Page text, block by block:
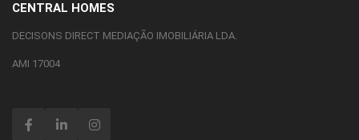
CENTRAL HOMES
DECISONS DIRECT MEDIAÇÃO IMOBILIÁRIA LDA.
AMI 17004